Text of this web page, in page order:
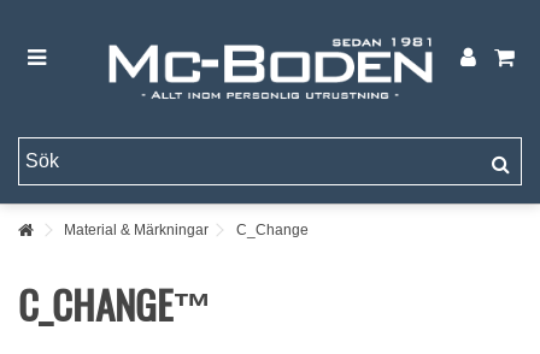
Material & Märkningar C_Change
C_CHANGE™